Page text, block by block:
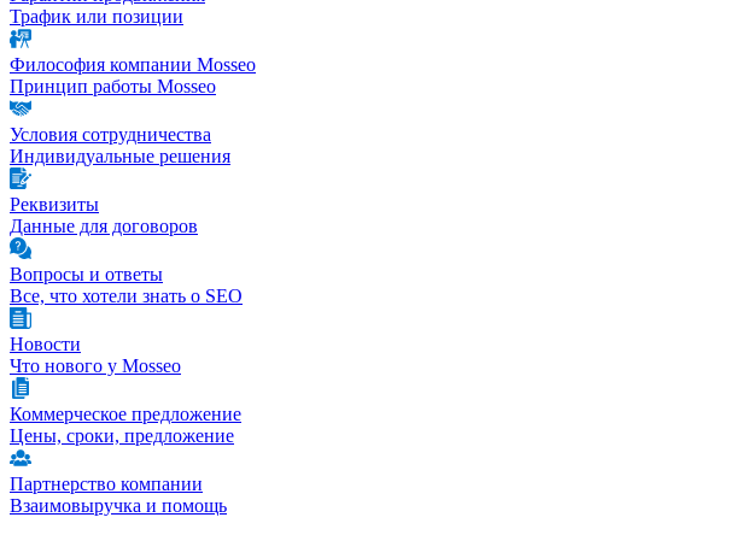
Трафик или позиции
Философия компании Mosseo
Принцип работы Mosseo
Условия сотрудничества
Индивидуальные решения
Реквизиты
Данные для договоров
Вопросы и ответы
Все, что хотели знать о SEO
Новости
Что нового у Mosseo
Коммерческое предложение
Цены, сроки, предложение
Партнерство компании
Взаимовыручка и помощь